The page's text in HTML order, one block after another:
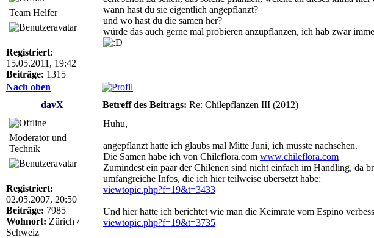
Team Helfer
Registriert:
15.05.2011, 19:42
Beiträge: 1315
wann hast du sie eigentlich angepflanzt?
und wo hast du die samen her?
würde das auch gerne mal probieren anzupflanzen, ich hab zwar
Nach oben
davX
Betreff des Beitrags: Re: Chilepflanzen III (2012)
Moderator und
Technik
Registriert:
02.05.2007, 20:50
Beiträge: 7985
Wohnort: Zürich /
Schweiz
Huhu,
angepflanzt hatte ich glaubs mal Mitte Juni, ich müsste nachsehen.
Die Samen habe ich von Chileflora.com www.chileflora.com
Zumindest ein paar der Chilenen sind nicht einfach im Handling, da
umfangreiche Infos, die ich hier teilweise übersetzt habe:
viewtopic.php?f=19&t=3433
Und hier hatte ich berichtet wie man die Keimrate vom Espino
viewtopic.php?f=19&t=3735